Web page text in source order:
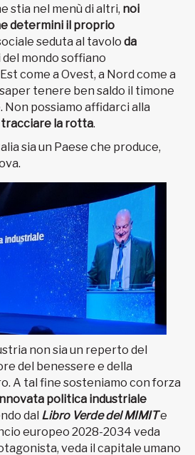
stia nel menù di altri, noi
determini il proprio
seduta al tavolo da
del mondo soffiano
come a Ovest, a Nord come a
tenere ben saldo il timone
Non possiamo affidarci alla
la rotta.
sia un Paese che produce,
non sia un reperto del
del benessere e della
A tal fine sosteniamo con forza
politica industriale
dal Libro Verde del MIMITe
europeo 2028-2034 veda
veda il capitale umano